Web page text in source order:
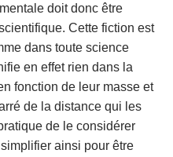
doit donc être
Cette fiction est
dans toute science
en effet rien dans la
fonction de leur masse et
de la distance qui les
de le considérer
ainsi pour être